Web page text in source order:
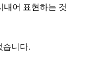
내어 표현하는 것
습니다.